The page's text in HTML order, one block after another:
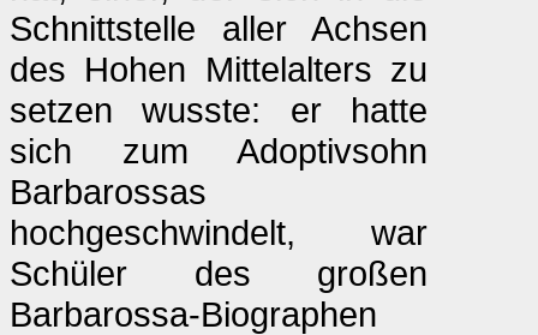
Schnittstelle aller Achsen
des Hohen Mittelalters zu
setzen wusste: er hatte
sich zum Adoptivsohn
Barbarossas
hochgeschwindelt, war
Schüler des großen
Barbarossa-Biographen